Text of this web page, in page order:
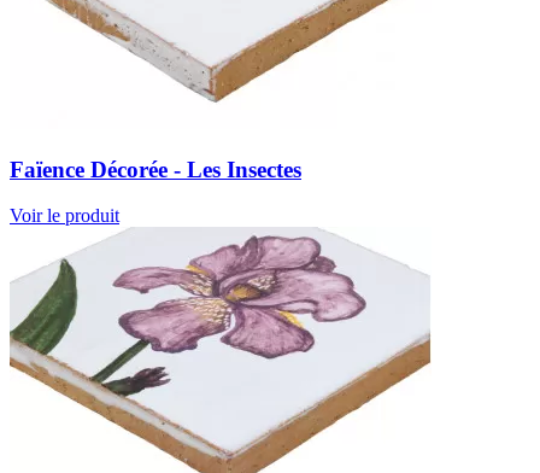
Faïence Décorée - Les Insectes
Voir le produit